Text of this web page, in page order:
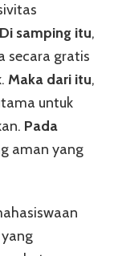
Di samping itu,
secara gratis
Maka dari itu,
untuk
Pada
aman yang